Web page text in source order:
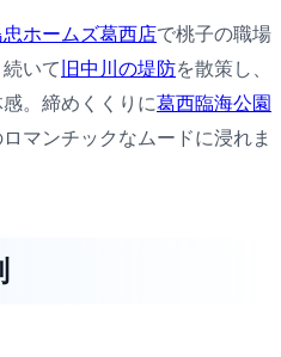
忠ホームズ葛西店で桃子の職場
いて 旧中川の堤防を散策し、
。締めくくりに葛西臨海公園
マンチックなムードに浸れま